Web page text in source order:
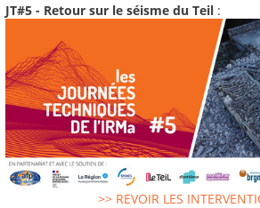
JT#5 - Retour sur le séisme du Teil :
>> REVOIR LES